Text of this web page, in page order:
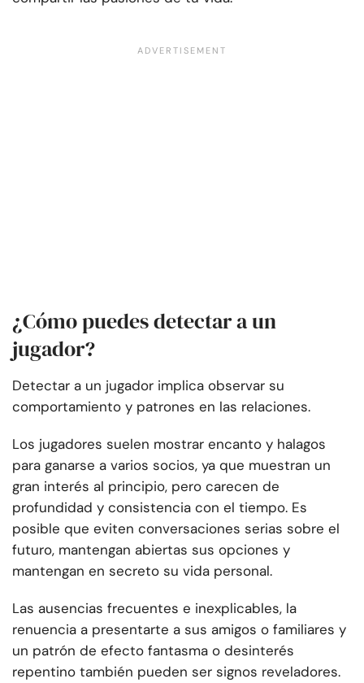
¿Cómo puedes detectar a un
jugador?
Detectar a un jugador implica observar su
comportamiento y patrones en las relaciones.
Los jugadores suelen mostrar encanto y halagos
para ganarse a varios socios, ya que muestran un
gran interés al principio, pero carecen de
profundidad y consistencia con el tiempo. Es
posible que eviten conversaciones serias sobre el
futuro, mantengan abiertas sus opciones y
mantengan en secreto su vida personal.
Las ausencias frecuentes e inexplicables, la
renuencia a presentarte a sus amigos o familiares y
un patrón de efecto fantasma o desinterés
repentino también pueden ser signos reveladores.